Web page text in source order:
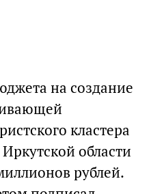
на создание
кластера
области
рублей.